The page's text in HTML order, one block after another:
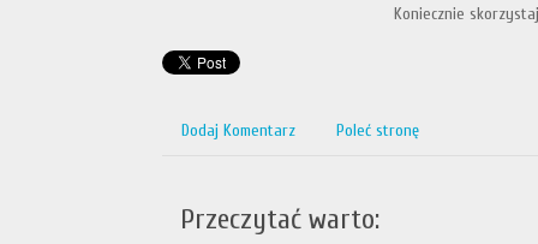
Koniecznie
Dodaj Komentarz Poleć stronę
Przeczytać warto: